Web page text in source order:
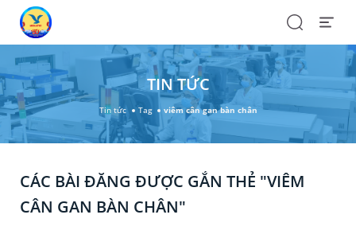
SearchOpen
TIN TỨC
Tin tức Tag viêm cân gan bàn chân
CÁC BÀI ĐĂNG ĐƯỢC GẮN THẺ "VIÊM
CÂN GAN BÀN CHÂN"